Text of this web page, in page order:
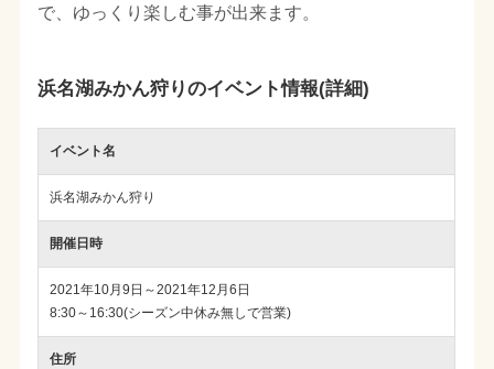
で、ゆっくり楽しむ事が出来ます。
浜名湖みかん狩りのイベント情報(詳細)
イベント名
浜名湖みかん狩り
開催日時
2021年10月9日～2021年12月6日
8:30～16:30(シーズン中休み無しで営業)
住所